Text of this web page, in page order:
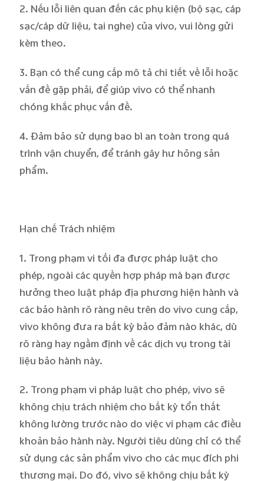
2. Nếu lỗi liên quan đến các phụ kiện (bộ sạc, cáp
sạc/cáp dữ liệu, tai nghe) của vivo, vui lòng gửi
kèm theo.
3. Bạn có thể cung cấp mô tả chi tiết về lỗi hoặc
vấn đề gặp phải, để giúp vivo có thể nhanh
chóng khắc phục vấn đề.
4. Đảm bảo sử dụng bao bì an toàn trong quá
trình vận chuyển, để tránh gây hư hỏng sản
phẩm.
Hạn chế Trách nhiệm
1. Trong phạm vi tối đa được pháp luật cho
phép, ngoài các quyền hợp pháp mà bạn được
hưởng theo luật pháp địa phương hiện hành và
các bảo hành rõ ràng nêu trên do vivo cung cấp,
vivo không đưa ra bất kỳ bảo đảm nào khác, dù
rõ ràng hay ngầm định về các dịch vụ trong tài
liệu bảo hành này.
2. Trong phạm vi pháp luật cho phép, vivo sẽ
không chịu trách nhiệm cho bất kỳ tổn thất
không lường trước nào do việc vi phạm các điều
khoản bảo hành này. Người tiêu dùng chỉ có thể
sử dụng các sản phẩm vivo cho các mục đích phi
thương mại. Do đó, vivo sẽ không chịu bất kỳ